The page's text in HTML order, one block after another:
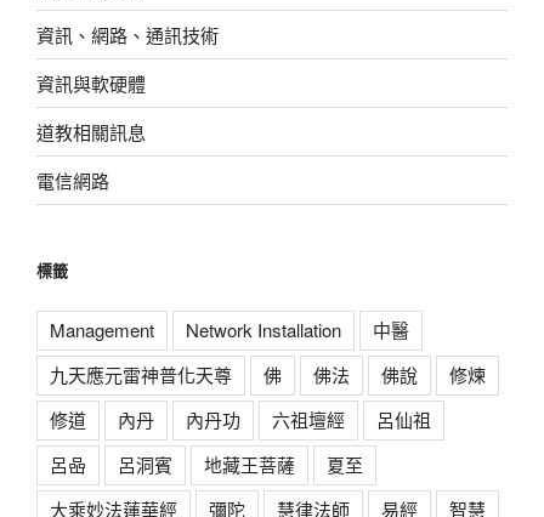
資訊、網路、通訊技術
資訊與軟硬體
道教相關訊息
電信網路
標籤
Management Network Installation
中醫
九天應元雷神普化天尊
佛 佛法 佛說
修煉
修道
內丹 內丹功 六祖壇經
呂仙祖
呂喦
呂洞賓 地藏王菩薩
夏至
大乘妙法蓮華經
彌陀 慧律法師 易經 智慧